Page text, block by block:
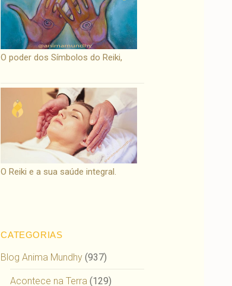
O poder dos Símbolos do Reiki,
O Reiki e a sua saúde integral.
CATEGORIAS
Blog Anima Mundhy (937)
Acontece na Terra (129)